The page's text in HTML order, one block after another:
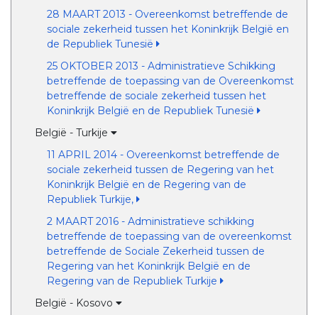
28 MAART 2013 - Overeenkomst betreffende de
sociale zekerheid tussen het Koninkrijk België en
de Republiek Tunesië
25 OKTOBER 2013 - Administratieve Schikking
betreffende de toepassing van de Overeenkomst
betreffende de sociale zekerheid tussen het
Koninkrijk België en de Republiek Tunesië
België - Turkije
11 APRIL 2014 - Overeenkomst betreffende de
sociale zekerheid tussen de Regering van het
Koninkrijk België en de Regering van de
Republiek Turkije,
2 MAART 2016 - Administratieve schikking
betreffende de toepassing van de overeenkomst
betreffende de Sociale Zekerheid tussen de
Regering van het Koninkrijk België en de
Regering van de Republiek Turkije
België - Kosovo